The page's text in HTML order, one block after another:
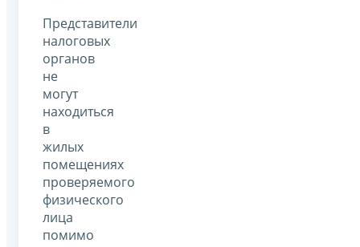
Представители
налоговых
органов
не
могут
находиться
в
жилых
помещениях
проверяемого
физического
лица
помимо